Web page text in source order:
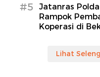
#5
Jatanras
Rampok
Koperasi di
Lihat